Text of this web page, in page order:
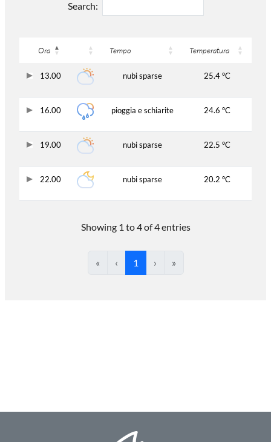
Search:
Ora Tempo Temperatura
13.00 nubi sparse 25.4 °C
16.00 pioggia e schiarite 24.6 °C
19.00 nubi sparse 22.5 °C
22.00 nubi sparse 20.2 °C
Showing 1 to 4 of 4 entries
« ‹ 1 › »